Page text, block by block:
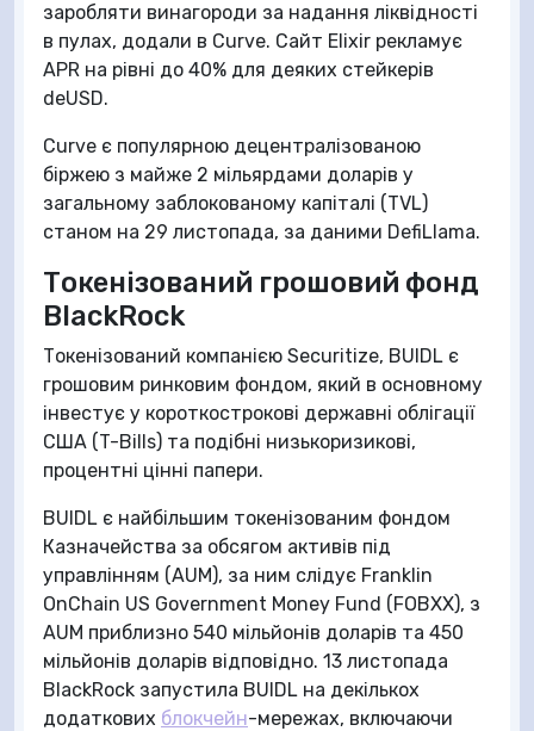
заробляти винагороди за надання ліквідності
в пулах, додали в Curve. Сайт Elixir рекламує
APR на рівні до 40% для деяких стейкерів
deUSD.
Curve є популярною децентралізованою
біржею з майже 2 мільярдами доларів у
загальному заблокованому капіталі (TVL)
станом на 29 листопада, за даними DefiLlama.
Токенізований грошовий фонд
BlackRock
Токенізований компанією Securitize, BUIDL є
грошовим ринковим фондом, який в основному
інвестує у короткострокові державні облігації
США (T-Bills) та подібні низькоризикові,
процентні цінні папери.
BUIDL є найбільшим токенізованим фондом
Казначейства за обсягом активів під
управлінням (AUM), за ним слідує Franklin
OnChain US Government Money Fund (FOBXX), з
AUM приблизно 540 мільйонів доларів та 450
мільйонів доларів відповідно. 13 листопада
BlackRock запустила BUIDL на декількох
додаткових блокчейн-мережах, включаючи